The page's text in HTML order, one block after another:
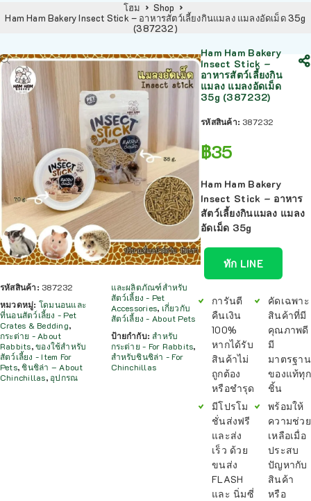
โฮม
Shop
Ham Ham Bakery Insect Stick – อาหารสัตว์เลี้ยงกินแมลง แมลงอัดเม็ด 35g
(387232)
รหัสสินค้า: 387232
หมวดหมู่: โดมนอนและ
ที่นอนสัตว์เลี้ยง - Pet
Crates & Bedding,
กระต่าย - About
Rabbits,ของใช้สำหรับ
สัตว์เลี้ยง - Item For
Pets,ชินชิล่า – About
Chinchillas, อุปกรณ
และผลิตภัณฑ์สำหรับ
สัตว์เลี้ยง - Pet
Accessories, เกี่ยวกับ
สัตว์เลี้ยง - About Pets
ป้ายกำกับ:สำหรับ
กระต่าย - For Rabbits,
สำหรับชินชิล่า - For
Chinchillas
Ham Ham Bakery
Insect Stick –
อาหารสัตว์เลี้ยงกิน
แมลง แมลงอัดเม็ด
35g (387232)
รหัสสินค้า: 387232
฿35
Ham Ham Bakery
Insect Stick – อาหาร
สัตว์เลี้ยงกินแมลง แมลง
อัดเม็ด 35g
ทัก LINE
การันตี
คืนเงิน
100%
หากได้รับ
สินค้าไม่
ถูกต้อง
หรือชำรุด
มีโปรโม
ชั่นส่งฟรี
และส่ง
เร็ว ด้วย
ขนส่ง
FLASH
และ นิ่มซี่
คัดเฉพาะ
สินค้าที่มี
คุณภาพดี
มี
มาตรฐาน
ของแท้ทุก
ชิ้น
พร้อมให้
ความช่วย
เหลือเมื่อ
ประสบ
ปัญหากับ
สินค้า
หรือ